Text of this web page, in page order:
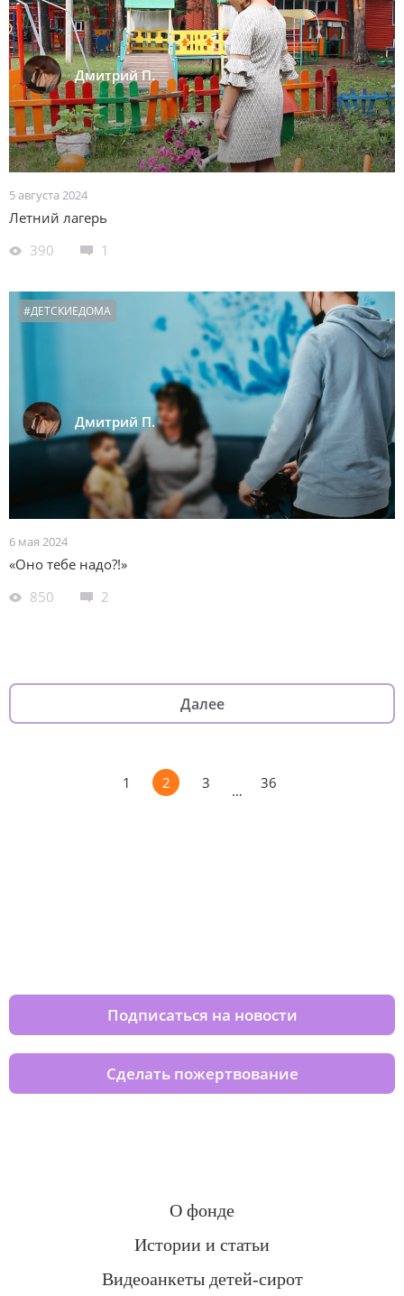
Дмитрий П.
5 августа 2024
Летний лагерь
390
1
Дмитрий П.
#ДЕТСКИЕДОМА
6 мая 2024
«Оно тебе надо?!»
850
2
Далее
1 2 3 … 36
Подписаться на новости
Сделать пожертвование
О фонде
Истории и статьи
Видеоанкеты детей-сирот